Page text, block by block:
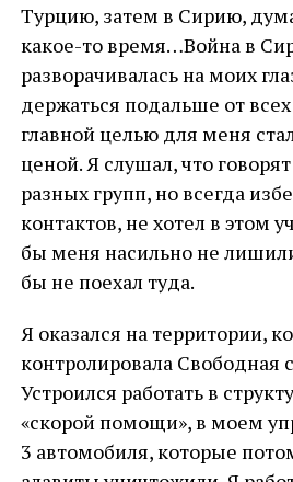
Турцию, затем в Сирию,
какое-то время…Война в
разворачивалась на моих
держаться подальше от
главной целью для меня
ценой. Я слушал, что
разных групп, но всегда
контактов, не хотел в этом
бы меня насильно не
бы не поехал туда.
Я оказался на территории,
контролировала Свободная
Устроился работать в
«скорой помощи», в моем
3 автомобиля, которые